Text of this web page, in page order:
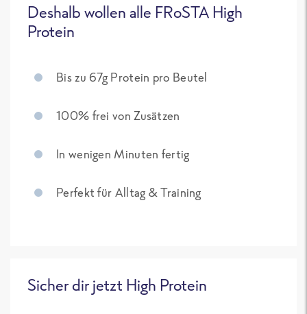
Deshalb wollen alle FRoSTA High
Protein
Bis zu 67g Protein pro Beutel
100% frei von Zusätzen
In wenigen Minuten fertig
Perfekt für Alltag & Training
Sicher dir jetzt High Protein